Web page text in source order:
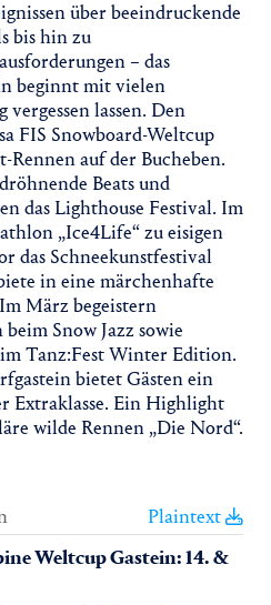
über beeindruckende
bis hin zu
– das
beginnt mit vielen
lassen. Den
FIS Snowboard-Weltcup
auf der Bucheben.
Beats und
das Lighthouse Festival. Im
„Ice4Life“ zu eisigen
das Schneekunstfestival
in eine märchenhafte
März begeistern
Snow Jazz sowie
Tanz:Fest Winter Edition.
bietet Gästen ein
Extraklasse. Ein Highlight
wilde Rennen „Die Nord“.
Plaintext
Weltcup Gastein: 14. &